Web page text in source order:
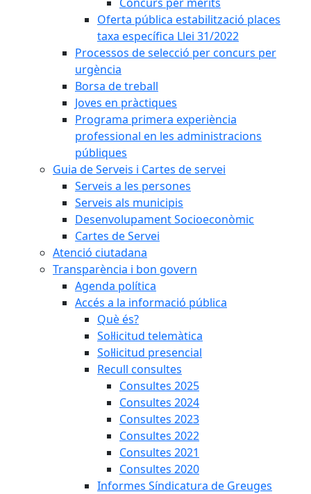
Oferta pública estabilització places
taxa específica Llei 31/2022
Processos de selecció per concurs per
urgència
Borsa de treball
Joves en pràctiques
Programa primera experiència
professional en les administracions
públiques
Guia de Serveis i Cartes de servei
Serveis a les persones
Serveis als municipis
Desenvolupament Socioeconòmic
Cartes de Servei
Atenció ciutadana
Transparència i bon govern
Agenda política
Accés a la informació pública
Què és?
Sol·licitud telemàtica
Sol·licitud presencial
Recull consultes
Consultes 2025
Consultes 2024
Consultes 2023
Consultes 2022
Consultes 2021
Consultes 2020
Informes Síndicatura de Greuges